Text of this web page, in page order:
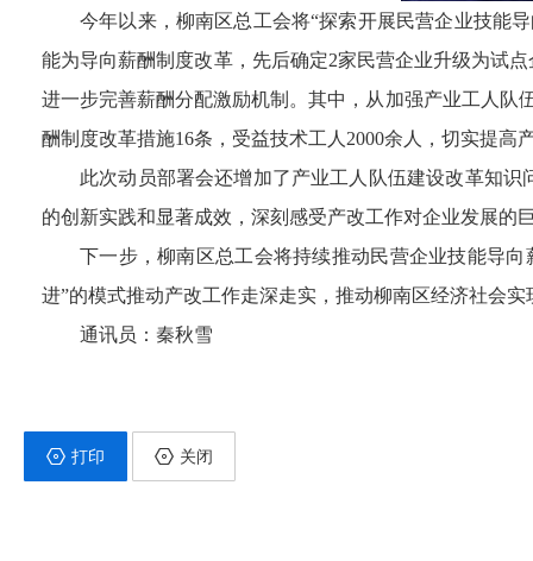
今年以来，柳南区总工会将“探索开展民营企业技能
能为导向薪酬制度改革，先后确定2家民营企业升级为试
进一步完善薪酬分配激励机制。其中，从加强产业工人队
酬制度改革措施16条，受益技术工人2000余人，切实提
此次动员部署会还增加了产业工人队伍建设改革知
的创新实践和显著成效，深刻感受产改工作对企业发展的
下一步，柳南区总工会将持续推动民营企业技能导
进”的模式推动产改工作走深走实，推动柳南区经济社会实
通讯员：秦秋雪
打印 关闭